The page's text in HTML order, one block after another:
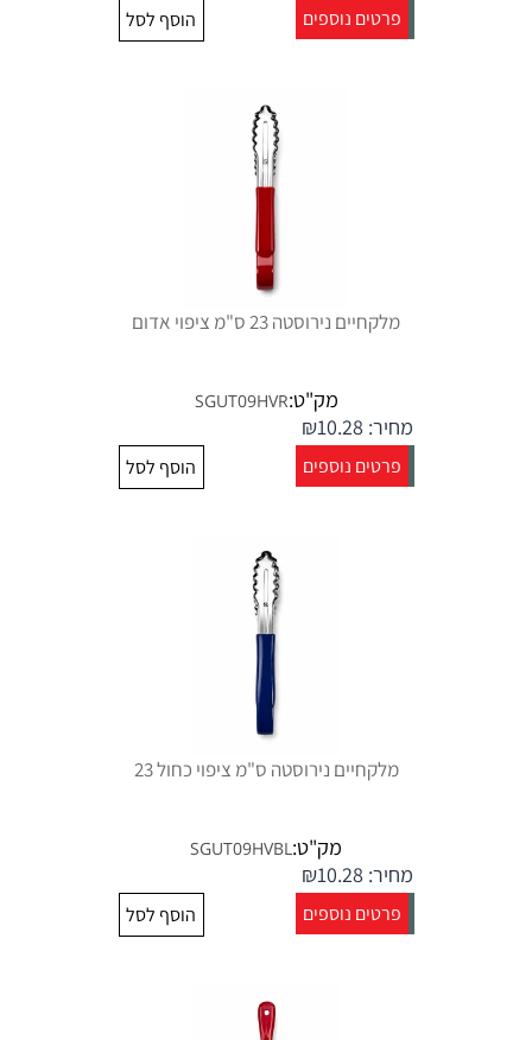
פרטים נוספים הוסף לסל
מלקחיים נירוסטה 23 ס"מ ציפוי אדום
מק"ט:SGUT09HVR
מחיר: ₪10.28
פרטים נוספים הוסף לסל
מלקחיים נירוסטה ס"מ ציפוי כחול 23
מק"ט:SGUT09HVBL
מחיר: ₪10.28
פרטים נוספים הוסף לסל